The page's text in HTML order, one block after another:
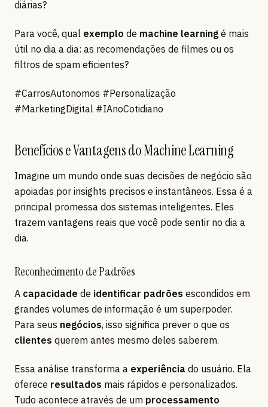
diárias?
Para você, qual exemplo de machine learning é mais
útil no dia a dia: as recomendações de filmes ou os
filtros de spam eficientes?
#CarrosAutonomos #Personalização
#MarketingDigital #IAnoCotidiano
Benefícios e Vantagens do Machine Learning
Imagine um mundo onde suas decisões de negócio são
apoiadas por insights precisos e instantâneos. Essa é a
principal promessa dos sistemas inteligentes. Eles
trazem vantagens reais que você pode sentir no dia a
dia.
Reconhecimento de Padrões
A capacidade de identificar padrões escondidos em
grandes volumes de informação é um superpoder.
Para seus negócios, isso significa prever o que os
clientes querem antes mesmo deles saberem.
Essa análise transforma a experiência do usuário. Ela
oferece resultados mais rápidos e personalizados.
Tudo acontece através de um processamento